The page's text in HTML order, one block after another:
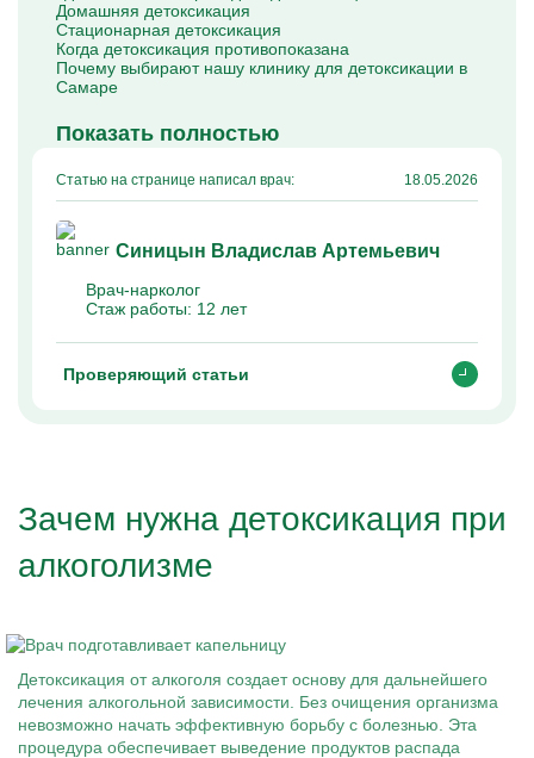
Домашняя детоксикация
Стационарная детоксикация
Когда детоксикация противопоказана
Почему выбирают нашу клинику для детоксикации в
Самаре
Показать полностью
Статью на странице написал врач: 18.05.2026
Синицын Владислав Артемьевич
Врач-нарколог
Стаж работы: 12 лет
Проверяющий статьи
Зачем нужна детоксикация при
алкоголизме
Детоксикация от алкоголя создает основу для дальнейшего
лечения алкогольной зависимости. Без очищения организма
невозможно начать эффективную борьбу с болезнью. Эта
процедура обеспечивает выведение продуктов распада